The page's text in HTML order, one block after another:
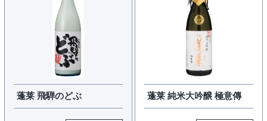
蓬莱 飛騨のどぶ 蓬莱 純米大吟醸 極意傳